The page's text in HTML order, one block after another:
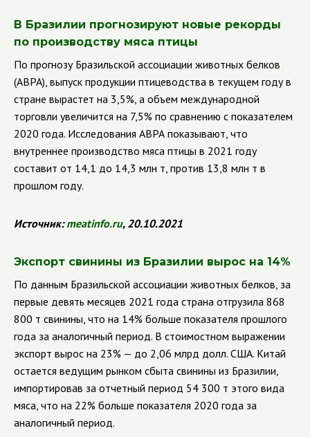
В Бразилии прогнозируют новые рекорды
по производству мяса птицы
По прогнозу Бразильской ассоциации животных белков
(ABPA), выпуск продукции птицеводства в текущем году в
стране вырастет на 3,5%, а объем международной
торговли увеличится на 7,5% по сравнению с показателем
2020 года. Исследования ABPA показывают, что
внутреннее производство мяса птицы в 2021 году
составит от 14,1 до 14,3 млн т, против 13,8 млн т в
прошлом году.
Источник:meatinfo.ru, 20.10.2021
Экспорт свинины из Бразилии вырос на 14%
По данным Бразильской ассоциации животных белков, за
первые девять месяцев 2021 года страна отгрузила 868
800 т свинины, что на 14% больше показателя прошлого
года за аналогичный период. В стоимостном выражении
экспорт вырос на 23% — до 2,06 млрд долл. США. Китай
остается ведущим рынком сбыта свинины из Бразилии,
импортировав за отчетный период 54 300 т этого вида
мяса, что на 22% больше показателя 2020 года за
аналогичный период.